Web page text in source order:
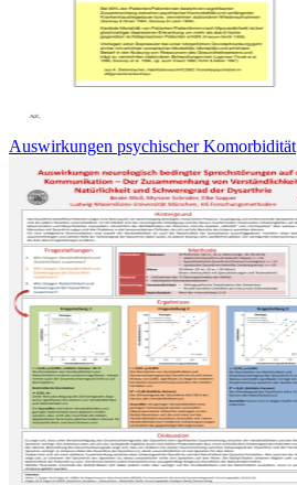
Auswirkungen psychischer Komorbidität